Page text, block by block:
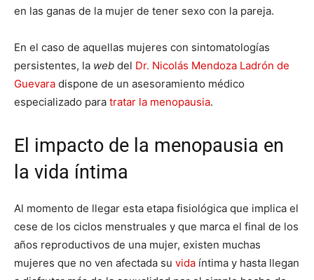
en las ganas de la mujer de tener sexo con la pareja.
En el caso de aquellas mujeres con sintomatologías
persistentes, la web del Dr. Nicolás Mendoza Ladrón de
Guevara dispone de un asesoramiento médico
especializado para tratar la menopausia.
El impacto de la menopausia en
la vida íntima
Al momento de llegar esta etapa fisiológica que implica el
cese de los ciclos menstruales y que marca el final de los
años reproductivos de una mujer, existen muchas
mujeres que no ven afectada su vida íntima y hasta llegan